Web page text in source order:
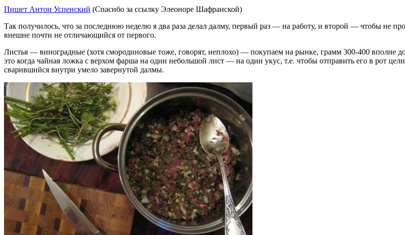
Пишет Антон Успенский (Спасибо за ссылку Элеоноре Шафранской)
Так получилось, что за последнюю неделю я два раза делал далму, первый раз — на работу, и второй — чтобы не
внешне почти не отличающийся от первого.
Листья — виноградные (хотя смородиновые тоже, говорят, неплохо) — покупаем на рынке, грамм 300-400 вполне
это когда чайная ложка с верхом фарша на один небольшой лист — на один укус, т.е. чтобы отправить его в рот
сварившийся внутри умело завернутой далмы.